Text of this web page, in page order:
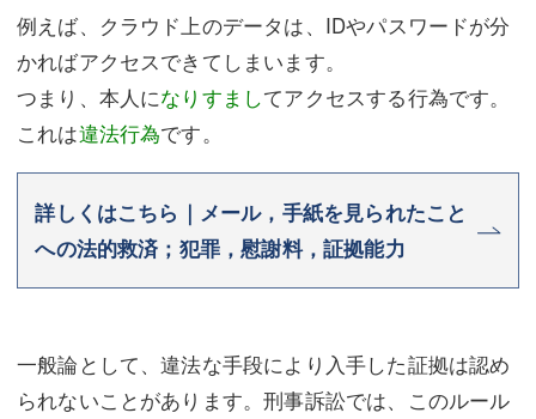
例えば、クラウド上のデータは、IDやパスワードが分
かればアクセスできてしまいます。
つまり、本人になりすましてアクセスする行為です。
これは違法行為です。
詳しくはこちら｜メール，手紙を見られたこと
への法的救済；犯罪，慰謝料，証拠能力
一般論として、違法な手段により入手した証拠は認め
られないことがあります。刑事訴訟では、このルール